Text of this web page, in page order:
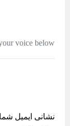
voice below!
نشانی ایمیل